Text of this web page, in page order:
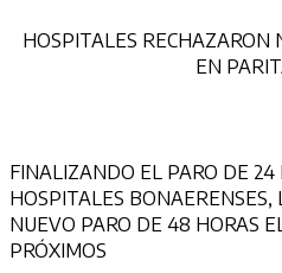
HOSPITALES RECHAZARON
EN
FINALIZANDO EL PARO DE 24
HOSPITALES BONAERENSES,
NUEVO PARO DE 48 HORAS
PRÓXIMOS